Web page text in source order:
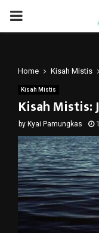
PRIMARY
Home Kisah Mistis
Kisah Mistis
Kisah Mistis:
by Kyai Pamungkas